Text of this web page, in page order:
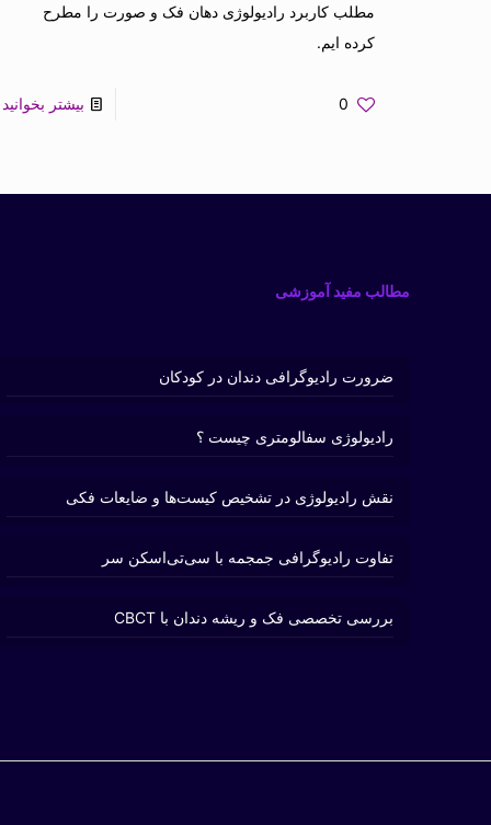
مطلب کاربرد رادیولوژی دهان فک و صورت را مطرح
کرده ایم.
0 بیشتر بخوانید
مطالب مفید آموزشی
ضرورت رادیوگرافی دندان در کودکان
رادیولوژی سفالومتری چیست ؟
نقش رادیولوژی در تشخیص کیست‌ها و ضایعات فکی
تفاوت رادیوگرافی جمجمه با سی‌تی‌اسکن سر
بررسی تخصصی فک و ریشه دندان با CBCT